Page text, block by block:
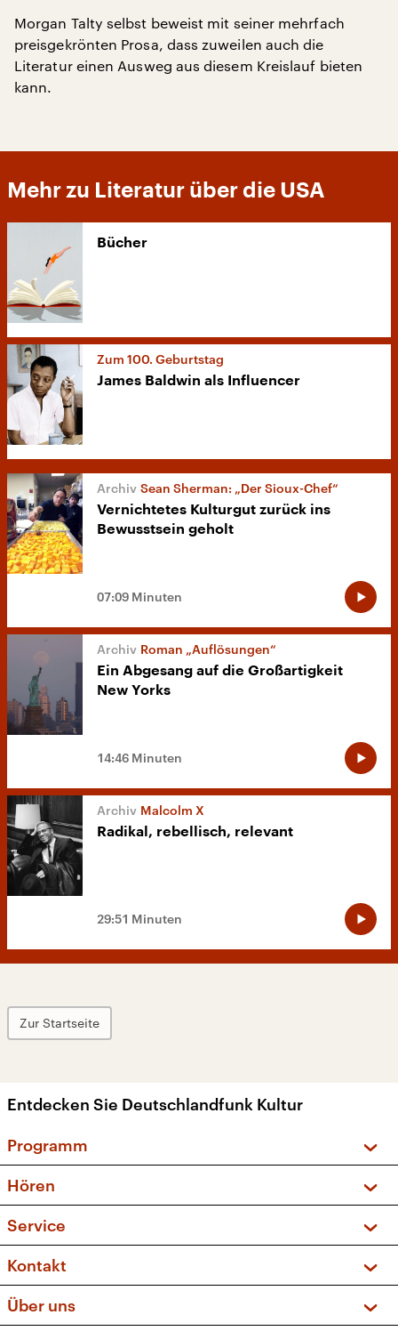
Morgan Talty selbst beweist mit seiner mehrfach
preisgekrönten Prosa, dass zuweilen auch die
Literatur einen Ausweg aus diesem Kreislauf bieten
kann.
Mehr zu Literatur über die USA
Bücher
Zum 100. Geburtstag
James Baldwin als Influencer
Sean Sherman: „Der Sioux-Chef“
Vernichtetes Kulturgut zurück ins
Bewusstsein geholt
07:09 Minuten
Roman „Auflösungen“
Ein Abgesang auf die Großartigkeit
New Yorks
14:46 Minuten
Malcolm X
Radikal, rebellisch, relevant
29:51 Minuten
Zur Startseite
Entdecken Sie Deutschlandfunk Kultur
Programm
Sendungen und Podcasts
Musikliste
Kakadu – Das Kinderprogramm
Hören
Frequenzen (UKW + DAB+)
Service
FAQ
Apps
Newsletter
Kontakt
Social Media
Über uns